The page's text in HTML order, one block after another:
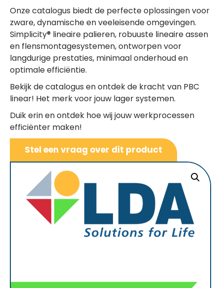
Onze catalogus biedt de perfecte oplossingen voor
zware, dynamische en veeleisende omgevingen.
Simplicity® lineaire palieren, robuuste lineaire assen
en flensmontagesystemen, ontworpen voor
langdurige prestaties, minimaal onderhoud en
optimale efficiëntie.
Bekijk de catalogus en ontdek de kracht van PBC
linear! Het merk voor jouw lager systemen.
Duik erin en ontdek hoe wij jouw werkprocessen
efficiënter maken!
Stel een vraag over dit product